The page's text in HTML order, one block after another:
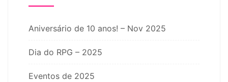
Aniversário de 10 anos! – Nov 2025
Dia do RPG – 2025
Eventos de 2025